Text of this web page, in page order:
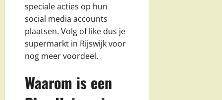
speciale acties op hun
social media accounts
plaatsen. Volg of like dus je
supermarkt in Rijswijk voor
nog meer voordeel.
Waarom is een